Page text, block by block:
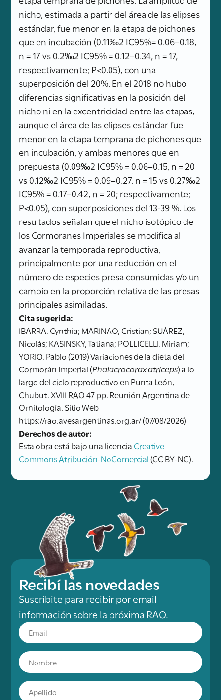
nicho, estimada a partir del área de las elipses
estándar, fue menor en la etapa de pichones
que en incubación (0.11‰2 IC95%= 0.06–0.18,
n = 17 vs 0.2‰2 IC95% = 0.12–0.34, n = 17,
respectivamente; P<0.05), con una
superposición del 20%. En el 2018 no hubo
diferencias significativas en la posición del
nicho ni en la excentricidad entre las etapas,
aunque el área de las elipses estándar fue
menor en la etapa temprana de pichones que
en incubación, y ambas menores que en
prepuesta (0.09‰2 IC95% = 0.06–0.15, n = 20
vs 0.12‰2 IC95% = 0.09–0.27, n = 15 vs 0.27‰2
IC95% = 0.17–0.42, n = 20; respectivamente;
P<0.05), con superposiciones del 13-39 %. Los
resultados señalan que el nicho isotópico de
los Cormoranes Imperiales se modifica al
avanzar la temporada reproductiva,
principalmente por una reducción en el
número de especies presa consumidas y/o un
cambio en la proporción relativa de las presas
principales asimiladas.
Cita sugerida:
IBARRA, Cynthia; MARINAO, Cristian; SUÁREZ,
Nicolás; KASINSKY, Tatiana; POLLICELLI, Miriam;
YORIO, Pablo (2019) Variaciones de la dieta del
Cormorán Imperial (Phalacrocorax atriceps) a lo
largo del ciclo reproductivo en Punta León,
Chubut. XVIII RAO 47 pp. Reunión Argentina de
Ornitología. Sitio Web
https://rao.avesargentinas.org.ar/ (07/08/2026)
Derechos de autor:
Esta obra está bajo una licencia Creative
Commons Atribución-NoComercial(CC BY-NC).
Recibí las novedades
Suscribite para recibir por email
información sobre la próxima RAO.